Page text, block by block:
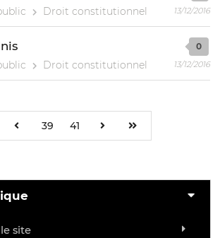
Droit constitutionnel 13/12/2016
Droit constitutionnel
0
13/12/2016
39 41
site